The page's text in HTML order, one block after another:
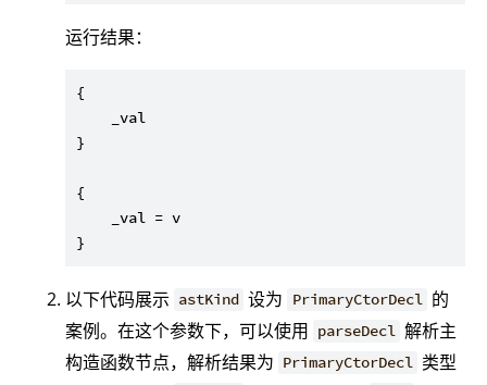
运行结果：
{
    _val
}
{
    _val = v
以下代码展示 astKind 设为 PrimaryCtorDecl 的
案例。在这个参数下，可以使用 parseDecl 解析主
构造函数节点，解析结果为 PrimaryCtorDecl 类型